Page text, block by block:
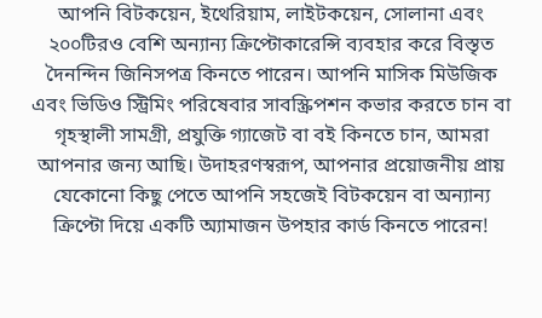
আপনি বিটকয়েন, ইথেরিয়াম, লাইটকয়েন, সোলানা এবং
২০০টিরও বেশি অন্যান্য ক্রিপ্টোকারেন্সি ব্যবহার করে বিস্তৃত
দৈনন্দিন জিনিসপত্র কিনতে পারেন। আপনি মাসিক মিউজিক
এবং ভিডিও স্ট্রিমিং পরিষেবার সাবস্ক্রিপশন কভার করতে চান বা
গৃহস্থালী সামগ্রী, প্রযুক্তি গ্যাজেট বা বই কিনতে চান, আমরা
আপনার জন্য আছি। উদাহরণস্বরূপ, আপনার প্রয়োজনীয় প্রায়
যেকোনো কিছু পেতে আপনি সহজেই বিটকয়েন বা অন্যান্য
ক্রিপ্টো দিয়ে একটি অ্যামাজন উপহার কার্ড কিনতে পারেন!